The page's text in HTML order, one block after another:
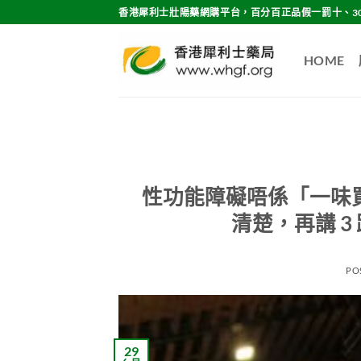
to
香港犀利士壯陽藥網購平台，百分百正品假一罰十、
HOME
性功能障礙唔係「一
清楚，再講 3
29